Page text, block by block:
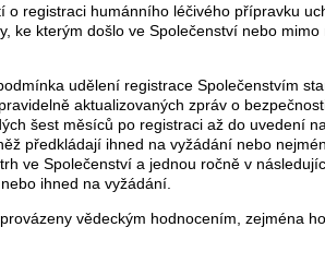
o registraci humánního léčivého přípravku
ke kterým došlo ve Společenství nebo
udělení registrace Společenstvím
aktualizovaných zpráv o
šest měsíců po registraci až do uvedení
předkládají ihned na vyžádání nebo
ve Společenství a jednou ročně v
ihned na vyžádání.
vědeckým hodnocením, zejména